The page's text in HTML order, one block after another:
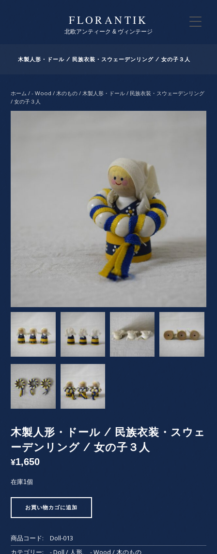
FLORANTIK
北欧アンティーク & ヴィンテージ
木製人形・ドール / 民族衣装・スウェーデンリング / 女の子３人
ホーム /- Wood / 木のもの / 木製人形・ドール / 民族衣装・スウェーデンリング
/ 女の子３人
木製人形・ドール / 民族衣装・スウェ
ーデンリング / 女の子３人
¥1,650
在庫1個
ド
お買い物カゴに追加
商品コード:
Doll-013
カテゴリー:
- Doll / 人形, - Wood / 木のもの